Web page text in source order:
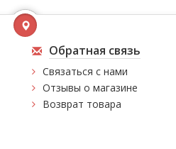
Обратная связь
Связаться с нами
Отзывы о магазине
Возврат товара